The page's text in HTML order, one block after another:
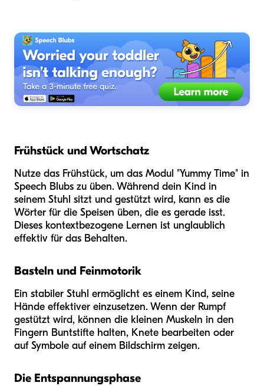
Frühstück und Wortschatz
Nutze das Frühstück, um das Modul "Yummy Time" in
Speech Blubs zu üben. Während dein Kind in
seinem Stuhl sitzt und gestützt wird, kann es die
Wörter für die Speisen üben, die es gerade isst.
Dieses kontextbezogene Lernen ist unglaublich
effektiv für das Behalten.
Basteln und Feinmotorik
Ein stabiler Stuhl ermöglicht es einem Kind, seine
Hände effektiver einzusetzen. Wenn der Rumpf
gestützt wird, können die kleinen Muskeln in den
Fingern Buntstifte halten, Knete bearbeiten oder
auf Symbole auf einem Bildschirm zeigen.
Die Entspannungsphase